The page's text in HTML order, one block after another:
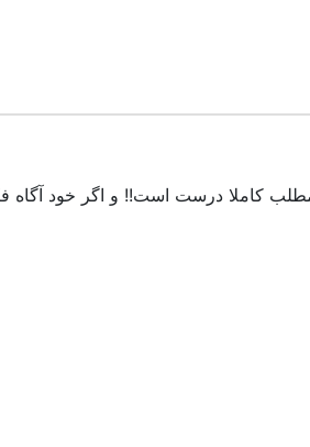
کاملا درست است!! و اگر خود آگاه